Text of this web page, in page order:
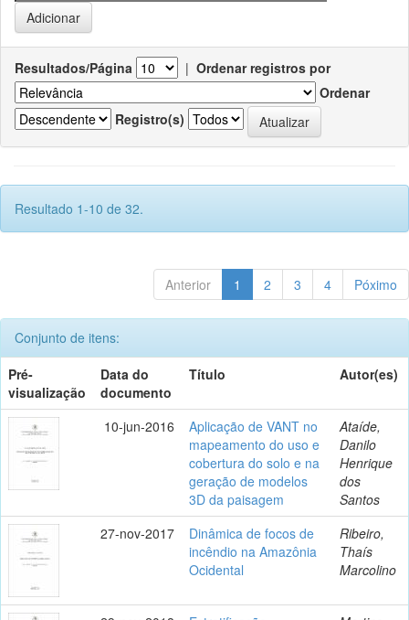
Resultados/Página | Ordenar registros por
Ordenar
Registro(s)
Resultado 1-10 de 32.
Anterior 1 2 3 4 Póximo
Conjunto de itens:
Pré-
visualização
Data do
documento
Título Autor(es)
10-jun-2016
Aplicação de VANT no
mapeamento do uso e
cobertura do solo e na
geração de modelos
3D da paisagem
Ataíde,
Danilo
Henrique
dos
Santos
27-nov-2017
Dinâmica de focos de
incêndio na Amazônia
Ocidental
Ribeiro,
Thaís
Marcolino